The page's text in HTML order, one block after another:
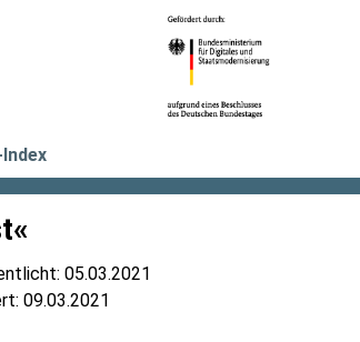
05.03.2021
09.03.2021